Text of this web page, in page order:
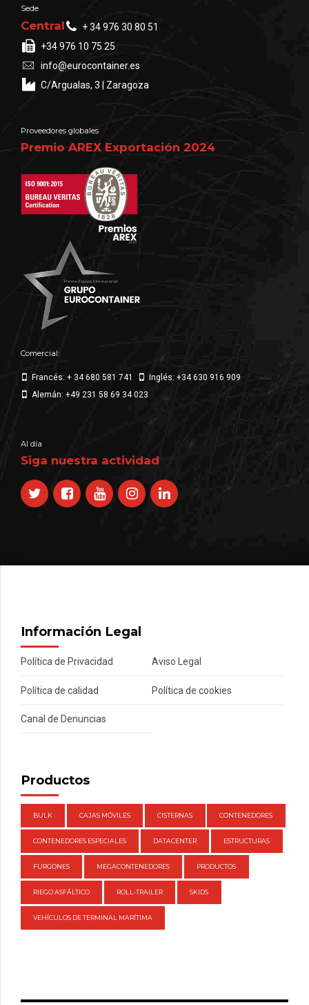
Sede
Central
+ 34 976 30 80 51
+34 976 10 75 25
info@eurocontainer.es
C/Argualas, 3 | Zaragoza
Proveedores globales
Premio AREX Exportación 2024
Comercial:
Francés: + 34 680 581 741
Inglés: +34 630 916 909
Alemán: +49 231 58 69 34 023
Al día
Siga nuestra actividad
Información Legal
Política de Privacidad Aviso Legal
Política de calidad Política de cookies
Canal de Denuncias
Productos
BULK CAJAS MÓVILES CISTERNAS CONTENEDORES
CONTENEDORES ESPECIALES DATACENTER ESTRUCTURAS
FURGONES MEGACONTENEDORES PRODUCTOS
RIEGO ASFÁLTICO ROLL-TRAILER SKIDS
VEHÍCULOS DE TERMINAL MARÍTIMA